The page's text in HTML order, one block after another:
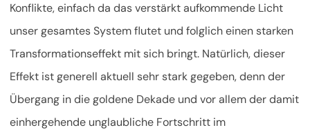
Konflikte, einfach da das verstärkt aufkommende Licht
unser gesamtes System flutet und folglich einen starken
Transformationseffekt mit sich bringt. Natürlich, dieser
Effekt ist generell aktuell sehr stark gegeben, denn der
Übergang in die goldene Dekade und vor allem der damit
einhergehende unglaubliche Fortschritt im